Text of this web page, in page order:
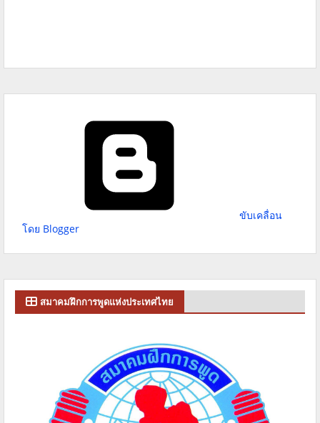
ขับเคลื่อน
โดย Blogger
สมาคมฝึกการพูดแห่งประเทศไทย